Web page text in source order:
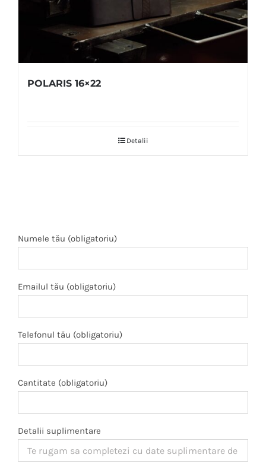
POLARIS 16×22
Detalii
Numele tău (obligatoriu)
Emailul tău (obligatoriu)
Telefonul tău (obligatoriu)
Cantitate (obligatoriu)
Detalii suplimentare